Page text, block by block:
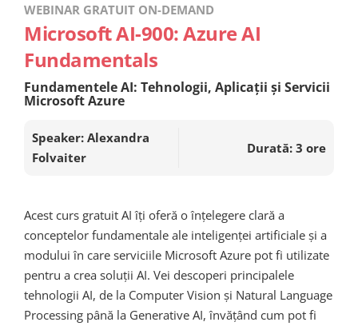
WEBINAR GRATUIT ON-DEMAND
Microsoft AI-900: Azure AI
Fundamentals
Fundamentele AI: Tehnologii, Aplicații și Servicii
Microsoft Azure
Speaker: Alexandra
Folvaiter
Durată: 3 ore
Acest curs gratuit AI îți oferă o înțelegere clară a
conceptelor fundamentale ale inteligenței artificiale și a
modului în care serviciile Microsoft Azure pot fi utilizate
pentru a crea soluții AI. Vei descoperi principalele
tehnologii AI, de la Computer Vision și Natural Language
Processing până la Generative AI, învățând cum pot fi